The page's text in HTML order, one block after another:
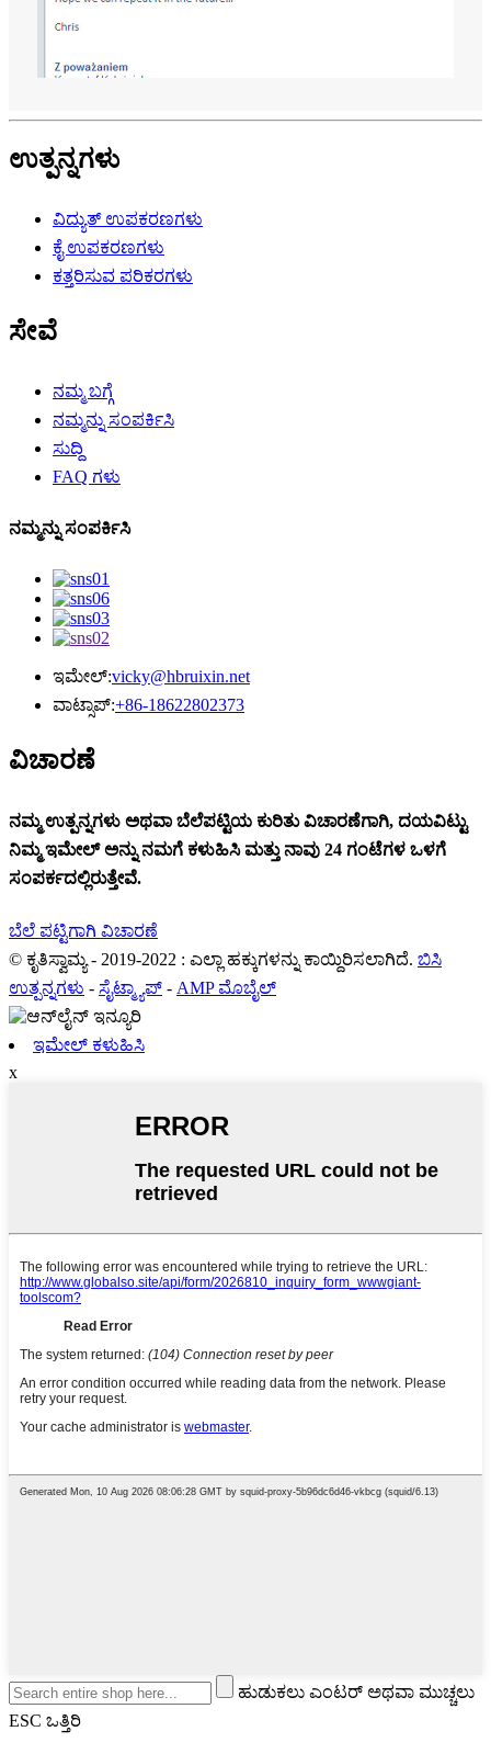
ಉತ್ಪನ್ನಗಳು
ವಿದ್ಯುತ್ ಉಪಕರಣಗಳು
ಕೈ ಉಪಕರಣಗಳು
ಕತ್ತರಿಸುವ ಪರಿಕರಗಳು
ಸೇವೆ
ನಮ್ಮ ಬಗ್ಗೆ
ನಮ್ಮನ್ನು ಸಂಪರ್ಕಿಸಿ
ಸುದ್ದಿ
FAQ ಗಳು
ನಮ್ಮನ್ನು ಸಂಪರ್ಕಿಸಿ
ಇಮೇಲ್:vicky@hbruixin.net
ವಾಟ್ಸಾಪ್:+86-18622802373
ವಿಚಾರಣೆ
ನಮ್ಮ ಉತ್ಪನ್ನಗಳು ಅಥವಾ ಬೆಲೆಪಟ್ಟಿಯ ಕುರಿತು ವಿಚಾರಣೆಗಾಗಿ, ದಯವಿಟ್ಟು
ನಿಮ್ಮ ಇಮೇಲ್ ಅನ್ನು ನಮಗೆ ಕಳುಹಿಸಿ ಮತ್ತು ನಾವು 24 ಗಂಟೆಗಳ ಒಳಗೆ
ಸಂಪರ್ಕದಲ್ಲಿರುತ್ತೇವೆ.
ಬೆಲೆ ಪಟ್ಟಿಗಾಗಿ ವಿಚಾರಣೆ
© ಕೃತಿಸ್ವಾಮ್ಯ - 2019-2022 : ಎಲ್ಲಾ ಹಕ್ಕುಗಳನ್ನು ಕಾಯ್ದಿರಿಸಲಾಗಿದೆ. ಬಿಸಿ
ಉತ್ಪನ್ನಗಳು - ಸೈಟ್ಮ್ಯಾಪ್ - AMP ಮೊಬೈಲ್
ಇಮೇಲ್ ಕಳುಹಿಸಿ
x
ಹುಡುಕಲು ಎಂಟರ್ ಅಥವಾ ಮುಚ್ಚಲು
ESC ಒತ್ತಿರಿ